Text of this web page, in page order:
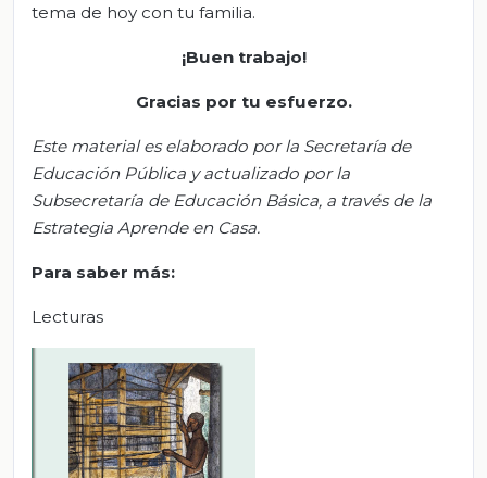
tema de hoy con tu familia.
¡Buen trabajo!
Gracias por tu esfuerzo.
Este material es elaborado por la Secretaría de
Educación Pública y actualizado por la
Subsecretaría de Educación Básica, a través de la
Estrategia Aprende en Casa.
Para saber más:
Lecturas